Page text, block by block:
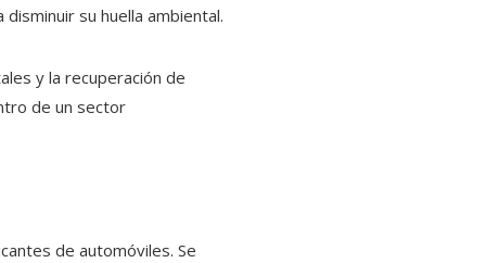
su huella ambiental.
y la recuperación de
de un sector
de automóviles. Se